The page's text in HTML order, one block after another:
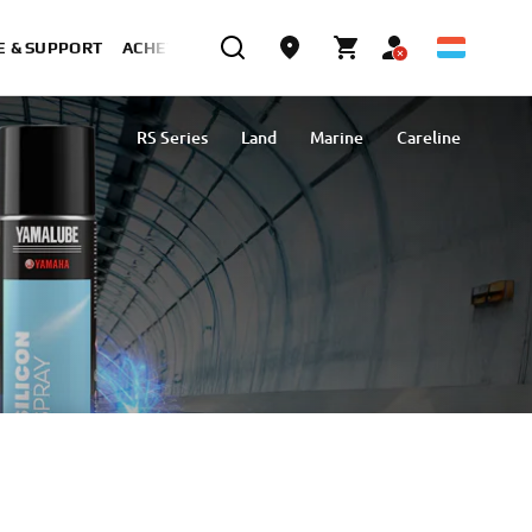
& SUPPORT ACHETER MAINTENANT
RS Series Land Marine Careline